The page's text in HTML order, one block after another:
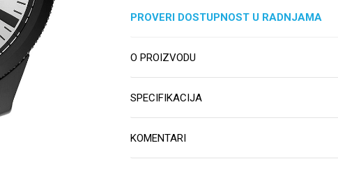
PROVERI DOSTUPNOST U RADNJAMA
O PROIZVODU
SPECIFIKACIJA
KOMENTARI